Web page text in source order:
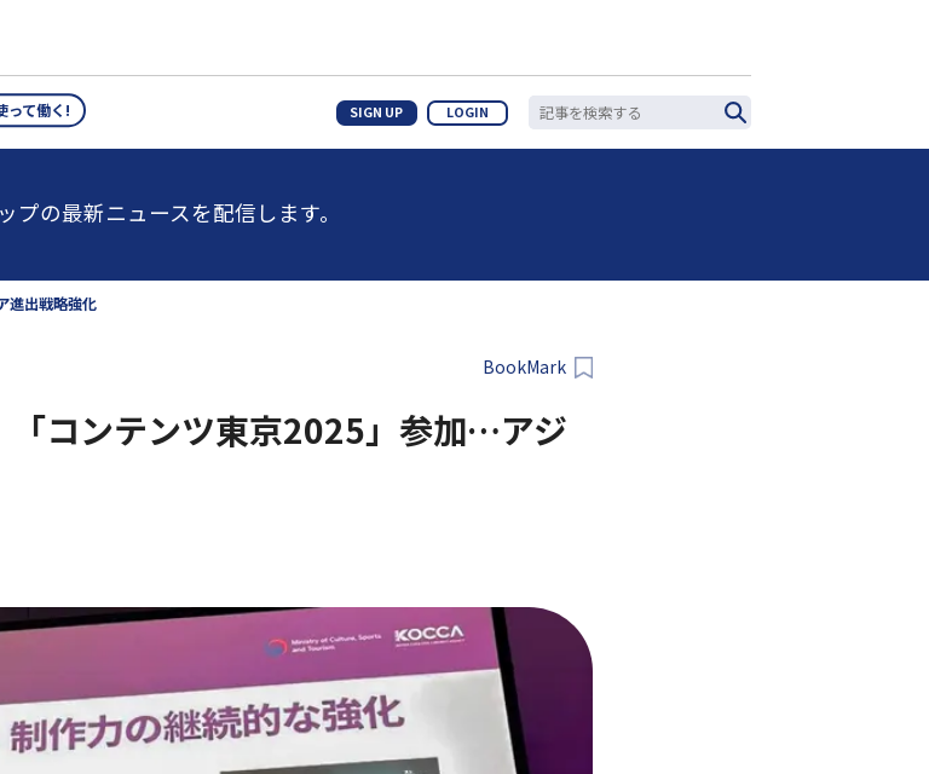
って働く! SIGN UP LOGIN
の最新ニュースを配信します。
進出戦略強化
BookMark
「コンテンツ東京2025」参加…アジ